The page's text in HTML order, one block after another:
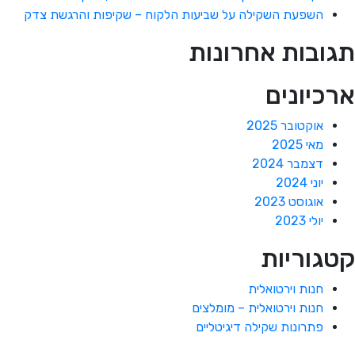
השפעת השקילה על שביעות הלקוח – שקיפות והרגשת צדק
תגובות אחרונות
ארכיונים
אוקטובר 2025
מאי 2025
דצמבר 2024
יוני 2024
אוגוסט 2023
יולי 2023
קטגוריות
חנות וירטואלית
חנות וירטואלית – מומלצים
פתרונות שקילה דיגיטליים